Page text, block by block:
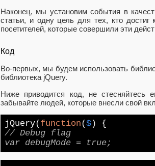
Наконец, мы установим события в
статьи, и одну цель для тех, кто достиг
посетителей, которые совершили эти
Код
Во-первых, мы будем использовать
библиотека jQuery.
Ниже приводится код, не стесняйтесь
забывайте людей, которые внесли свой
jQuery( function($) {
// Debug flag
var debugMode = true;